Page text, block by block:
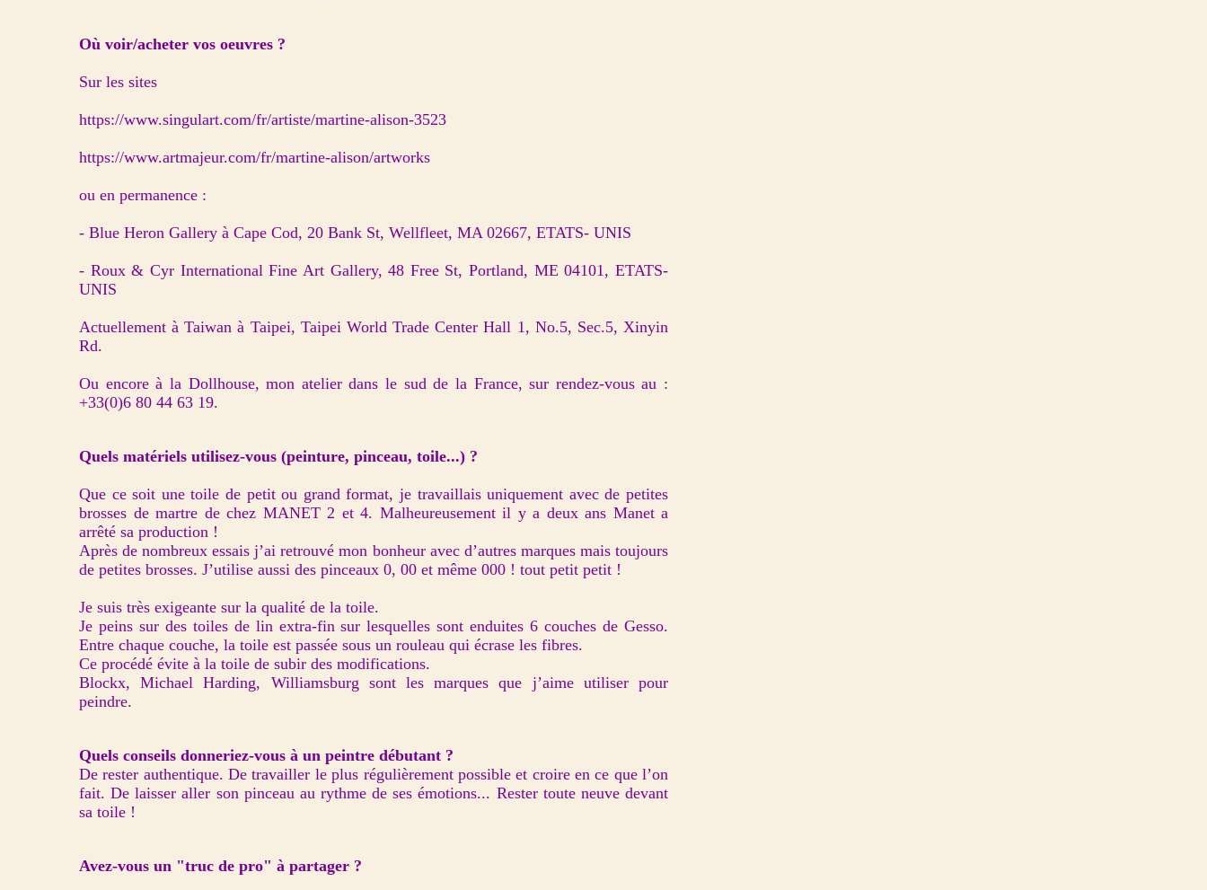
Où voir/acheter vos oeuvres ?
Sur les sites
https://www.singulart.com/fr/artiste/martine-alison-3523
https://www.artmajeur.com/fr/martine-alison/artworks
ou en permanence :
- Blue Heron Gallery à Cape Cod, 20 Bank St, Wellfleet, MA 02667, ETATS- UNIS
- Roux & Cyr International Fine Art Gallery, 48 Free St, Portland, ME 04101, ETATS-
UNIS
Actuellement à Taiwan à Taipei, Taipei World Trade Center Hall 1, No.5, Sec.5, Xinyin
Rd.
Ou encore à la Dollhouse, mon atelier dans le sud de la France, sur rendez-vous au :
+33(0)6 80 44 63 19.
Quels matériels utilisez-vous (peinture, pinceau, toile...) ?
Que ce soit une toile de petit ou grand format, je travaillais uniquement avec de petites
brosses de martre de chez MANET 2 et 4. Malheureusement il y a deux ans Manet a
arrêté sa production !
Après de nombreux essais j’ai retrouvé mon bonheur avec d’autres marques mais toujours
de petites brosses. J’utilise aussi des pinceaux 0, 00 et même 000 ! tout petit petit !
Je suis très exigeante sur la qualité de la toile.
Je peins sur des toiles de lin extra-fin sur lesquelles sont enduites 6 couches de Gesso.
Entre chaque couche, la toile est passée sous un rouleau qui écrase les fibres.
Ce procédé évite à la toile de subir des modifications.
Blockx, Michael Harding, Williamsburg sont les marques que j’aime utiliser pour
peindre.
Quels conseils donneriez-vous à un peintre débutant ?
De rester authentique. De travailler le plus régulièrement possible et croire en ce que l’on
fait. De laisser aller son pinceau au rythme de ses émotions... Rester toute neuve devant
sa toile !
Avez-vous un "truc de pro" à partager ?